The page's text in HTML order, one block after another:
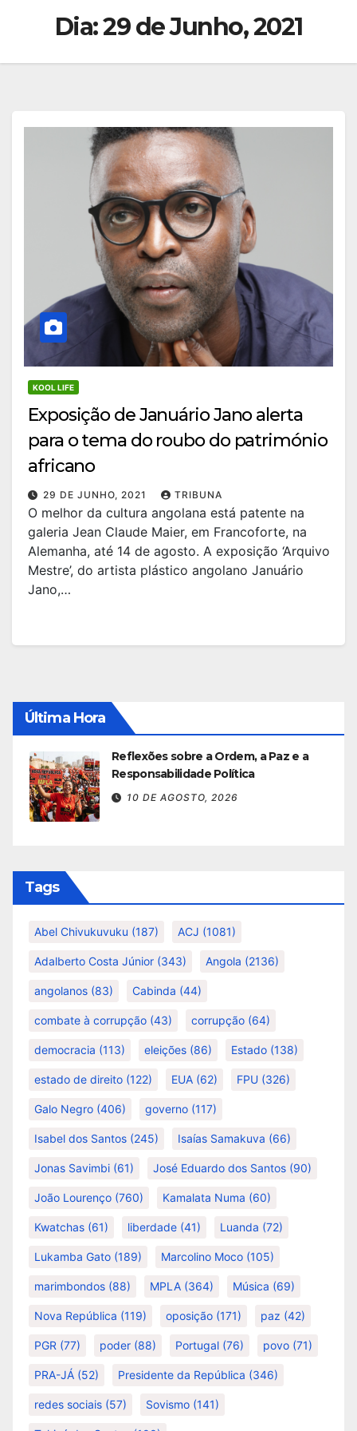
Dia:29 de Junho, 2021
KOOL LIFE
Exposição de Januário Jano alerta
para o tema do roubo do património
africano
29 DE JUNHO, 2021 TRIBUNA
O melhor da cultura angolana está patente na
galeria Jean Claude Maier, em Francoforte, na
Alemanha, até 14 de agosto. A exposição ‘Arquivo
Mestre’, do artista plástico angolano Januário
Jano,…
Última Hora
Reflexões sobre a Ordem, a Paz e a
Responsabilidade Política
10 DE AGOSTO, 2026
Tags
Abel Chivukuvuku (187) ACJ (1081)
Adalberto Costa Júnior (343) Angola (2136)
angolanos (83) Cabinda (44)
combate à corrupção (43) corrupção (64)
democracia (113) eleições (86) Estado (138)
estado de direito (122) EUA (62) FPU (326)
Galo Negro (406) governo (117)
Isabel dos Santos (245) Isaías Samakuva (66)
Jonas Savimbi (61) José Eduardo dos Santos (90)
João Lourenço (760) Kamalata Numa (60)
Kwatchas (61) liberdade (41) Luanda (72)
Lukamba Gato (189) Marcolino Moco (105)
marimbondos (88) MPLA (364) Música (69)
Nova República (119) oposição (171) paz (42)
PGR (77) poder (88) Portugal (76) povo (71)
PRA-JÁ (52) Presidente da República (346)
redes sociais (57) Sovismo (141)